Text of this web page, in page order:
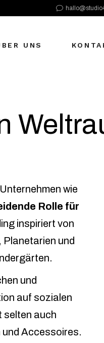
UNS
wie
Rolle für
inspiriert von
Planetarien und
und
auf sozialen
selten auch
und Accessoires.